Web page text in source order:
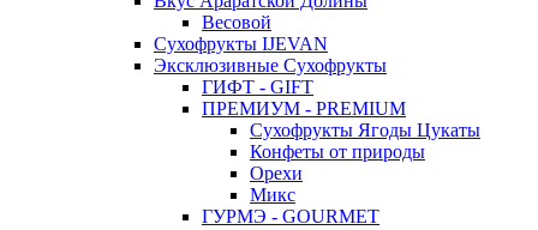
Весовой
Сухофрукты IJEVAN
Эксклюзивные Сухофрукты
ГИФТ - GIFT
ПРЕМИУМ - PREMIUM
Сухофрукты Ягоды Цукаты
Конфеты от природы
Орехи
Микс
ГУРМЭ - GOURMET